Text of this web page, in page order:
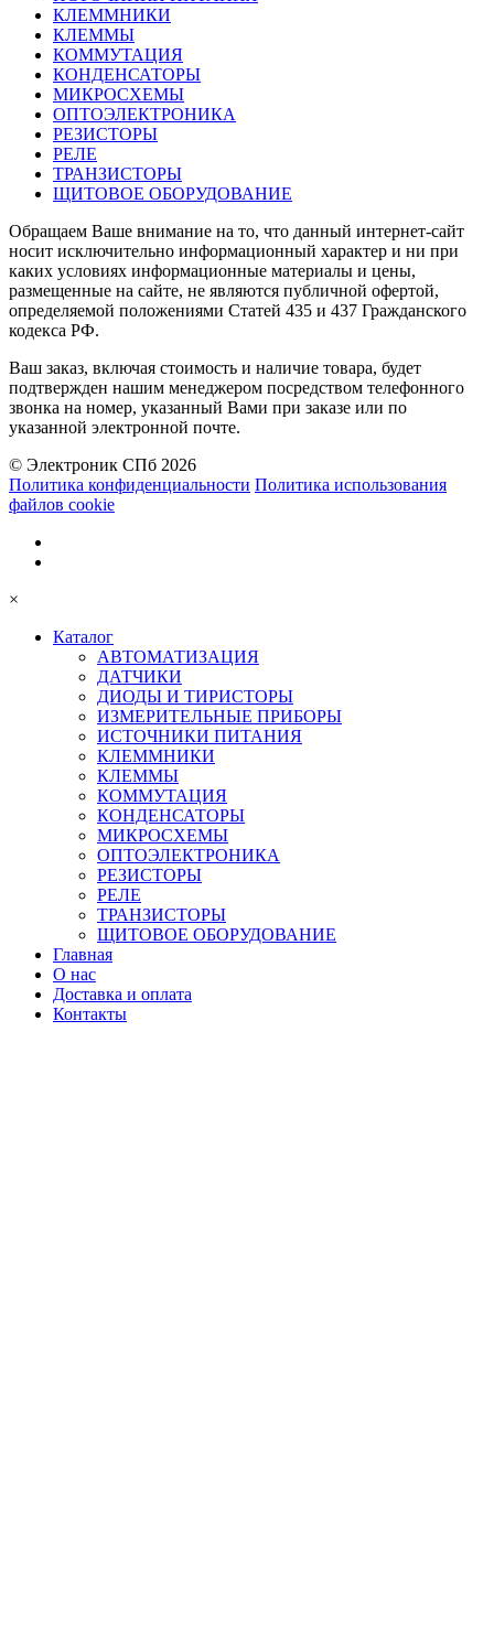
КЛЕММНИКИ
КЛЕММЫ
КОММУТАЦИЯ
КОНДЕНСАТОРЫ
МИКРОСХЕМЫ
ОПТОЭЛЕКТРОНИКА
РЕЗИСТОРЫ
РЕЛЕ
ТРАНЗИСТОРЫ
ЩИТОВОЕ ОБОРУДОВАНИЕ
Обращаем Ваше внимание на то, что данный интернет-сайт
носит исключительно информационный характер и ни при
каких условиях информационные материалы и цены,
размещенные на сайте, не являются публичной офертой,
определяемой положениями Статей 435 и 437 Гражданского
кодекса РФ.
Ваш заказ, включая стоимость и наличие товара, будет
подтвержден нашим менеджером посредством телефонного
звонка на номер, указанный Вами при заказе или по
указанной электронной почте.
© Электроник СПб 2026
Политика конфиденциальности Политика использования
файлов cookie
×
Каталог
АВТОМАТИЗАЦИЯ
ДАТЧИКИ
ДИОДЫ И ТИРИСТОРЫ
ИЗМЕРИТЕЛЬНЫЕ ПРИБОРЫ
ИСТОЧНИКИ ПИТАНИЯ
КЛЕММНИКИ
КЛЕММЫ
КОММУТАЦИЯ
КОНДЕНСАТОРЫ
МИКРОСХЕМЫ
ОПТОЭЛЕКТРОНИКА
РЕЗИСТОРЫ
РЕЛЕ
ТРАНЗИСТОРЫ
ЩИТОВОЕ ОБОРУДОВАНИЕ
Главная
О нас
Доставка и оплата
Контакты